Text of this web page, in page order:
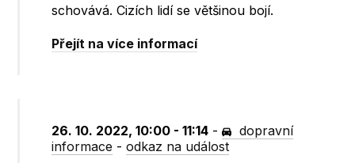
schovává. Cizích lidí se většinou bojí.
Přejít na více informací
26. 10. 2022, 10:00 - 11:14 -
dopravní
informace -odkaz na událost